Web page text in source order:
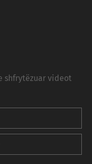
shfrytëzuar videot